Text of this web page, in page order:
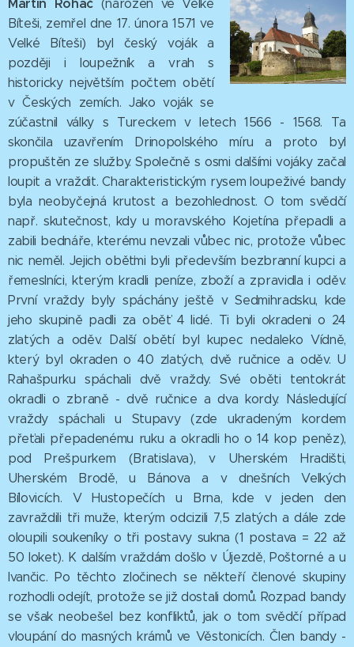
Martin Roháč (narozen ve Velké
Bíteši, zemřel dne 17. února 1571 ve
Velké Bíteši) byl český voják a
později i loupežník a vrah s
historicky největším počtem obětí
v Českých zemích. Jako voják se
zúčastnil války s Tureckem v letech 1566 - 1568. Ta
skončila uzavřením Drinopolského míru a proto byl
propuštěn ze služby. Společně s osmi dalšími vojáky začal
loupit a vraždit. Charakteristickým rysem loupeživé bandy
byla neobyčejná krutost a bezohlednost. O tom svědčí
např. skutečnost, kdy u moravského Kojetína přepadli a
zabili bednáře, kterému nevzali vůbec nic, protože vůbec
nic neměl. Jejich oběťmi byli především bezbranní kupci a
řemeslníci, kterým kradli peníze, zboží a zpravidla i oděv.
První vraždy byly spáchány ještě v Sedmihradsku, kde
jeho skupině padli za oběť 4 lidé. Ti byli okradeni o 24
zlatých a oděv. Další obětí byl kupec nedaleko Vídně,
který byl okraden o 40 zlatých, dvě ručnice a oděv. U
Rahašpurku spáchali dvě vraždy. Své oběti tentokrát
okradli o zbraně - dvě ručnice a dva kordy. Následující
vraždy spáchali u Stupavy (zde ukradeným kordem
přeťali přepadenému ruku a okradli ho o 14 kop peněz),
pod Prešpurkem (Bratislava), v Uherském Hradišti,
Uherském Brodě, u Bánova a v dnešních Velkých
Bílovicích. V Hustopečích u Brna, kde v jeden den
zavraždili tři muže, kterým odcizili 7,5 zlatých a dále zde
oloupili soukeníky o tři postavy sukna (1 postava = 22 až
50 loket). K dalším vraždám došlo v Újezdě, Poštorné a u
Ivančic. Po těchto zločinech se někteří členové skupiny
rozhodli odejít, protože se již dostali domů. Rozpad bandy
se však neobešel bez konfliktů, jak o tom svědčí případ
vloupání do masných krámů ve Věstonicích. Člen bandy -